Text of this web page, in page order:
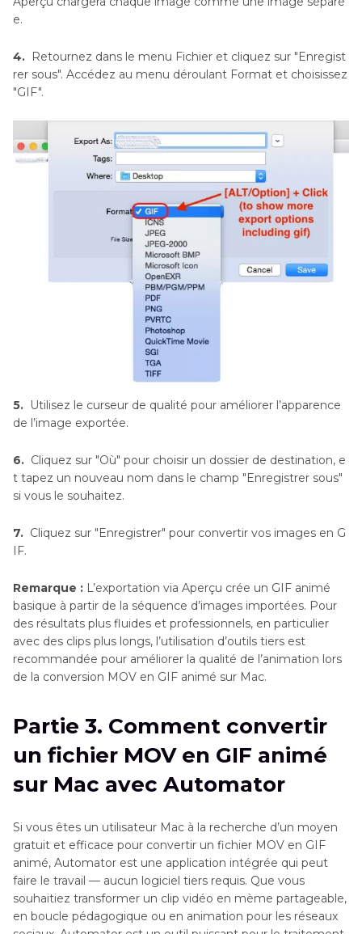
e.
4. Retournez dans le menu Fichier et cliquez sur "Enregist
rer sous". Accédez au menu déroulant Format et choisissez
"GIF".
5. Utilisez le curseur de qualité pour améliorer l’apparence
de l’image exportée.
6. Cliquez sur "Où" pour choisir un dossier de destination, e
t tapez un nouveau nom dans le champ "Enregistrer sous"
si vous le souhaitez.
7. Cliquez sur "Enregistrer" pour convertir vos images en G
IF.
Remarque : L’exportation via Aperçu crée un GIF animé
basique à partir de la séquence d’images importées. Pour
des résultats plus fluides et professionnels, en particulier
avec des clips plus longs, l’utilisation d’outils tiers est
recommandée pour améliorer la qualité de l’animation lors
de la conversion MOV en GIF animé sur Mac.
Partie 3. Comment convertir
un fichier MOV en GIF animé
sur Mac avec Automator
Si vous êtes un utilisateur Mac à la recherche d’un moyen
gratuit et efficace pour convertir un fichier MOV en GIF
animé, Automator est une application intégrée qui peut
faire le travail — aucun logiciel tiers requis. Que vous
souhaitiez transformer un clip vidéo en mème partageable,
en boucle pédagogique ou en animation pour les réseaux